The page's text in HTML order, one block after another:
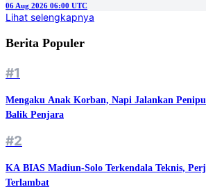
06 Aug 2026 06:00 UTC
Lihat selengkapnya
Berita Populer
#1
Mengaku Anak Korban, Napi Jalankan
Balik Penjara
#2
KA BIAS Madiun-Solo Terkendala Teknis,
Terlambat